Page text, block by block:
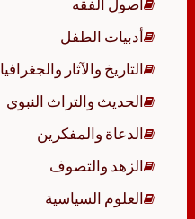
أصول الفقه
أدبيات الطفل
التاريخ والآثار والجغرافيا
الحديث والتراث النبوي
الدعاة والمفكرين
الزهد والتصوف
العلوم السياسية